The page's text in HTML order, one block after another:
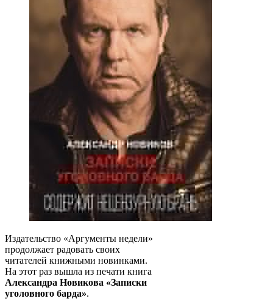
Издательство «Аргументы недели»
продолжает радовать своих
читателей книжными новинками.
На этот раз вышла из печати книга
Александра Новикова «Записки
уголовного барда».